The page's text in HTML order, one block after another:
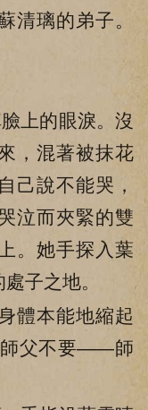
清璃的弟子。
上的眼淚。沒
，混著被抹花
己說不能哭，
泣而夾緊的雙
。她手探入葉
子之地。
本能地縮起
師父不要——師